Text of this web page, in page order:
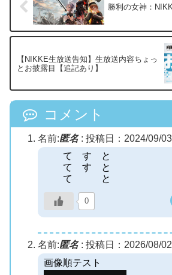
勝利の女神：
【NIKKE生放送告知】生放送内容ちょっ
とお披露目【追記あり】
コメント
名前:匿名: 投稿日：2024/09/
て す と
て す と
て と
0
名前:匿名: 投稿日：2026/08/
画像順テスト